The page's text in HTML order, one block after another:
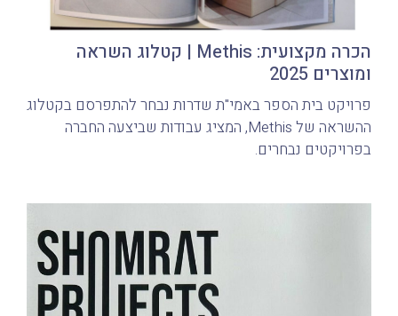
הכרה מקצועית: Methis | קטלוג השראה
ומוצרים 2025
פרויקט בית הספר באמי"ת שדרות נבחר להתפרסם בקטלוג
ההשראה של Methis, המציג עבודות שביצעה החברה
בפרויקטים נבחרים.